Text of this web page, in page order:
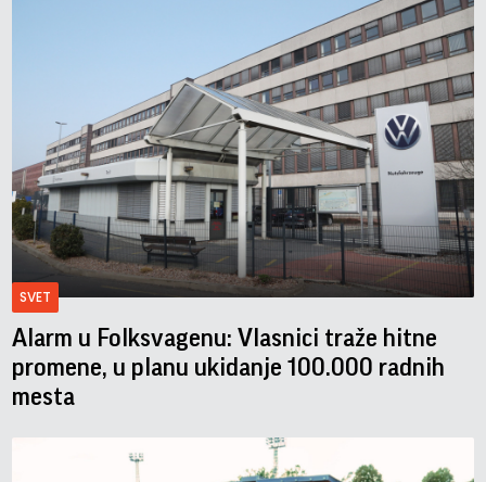
SVET
Alarm u Folksvagenu: Vlasnici traže hitne
promene, u planu ukidanje 100.000 radnih
mesta